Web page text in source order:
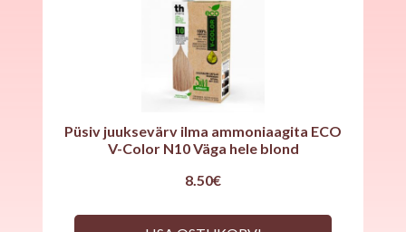
Püsiv juuksevärv ilma ammoniaagita ECO
V-Color N10 Väga hele blond
8.50€